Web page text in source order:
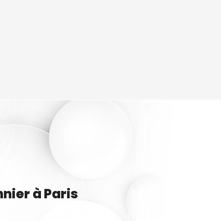
àParis